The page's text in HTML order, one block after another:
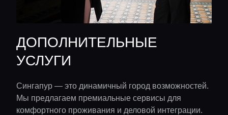
ДОПОЛНИТЕЛЬНЫЕ
УСЛУГИ
Сингапур — это динамичный город возможностей.
Мы предлагаем премиальные сервисы для
комфортного проживания и деловой интеграции.